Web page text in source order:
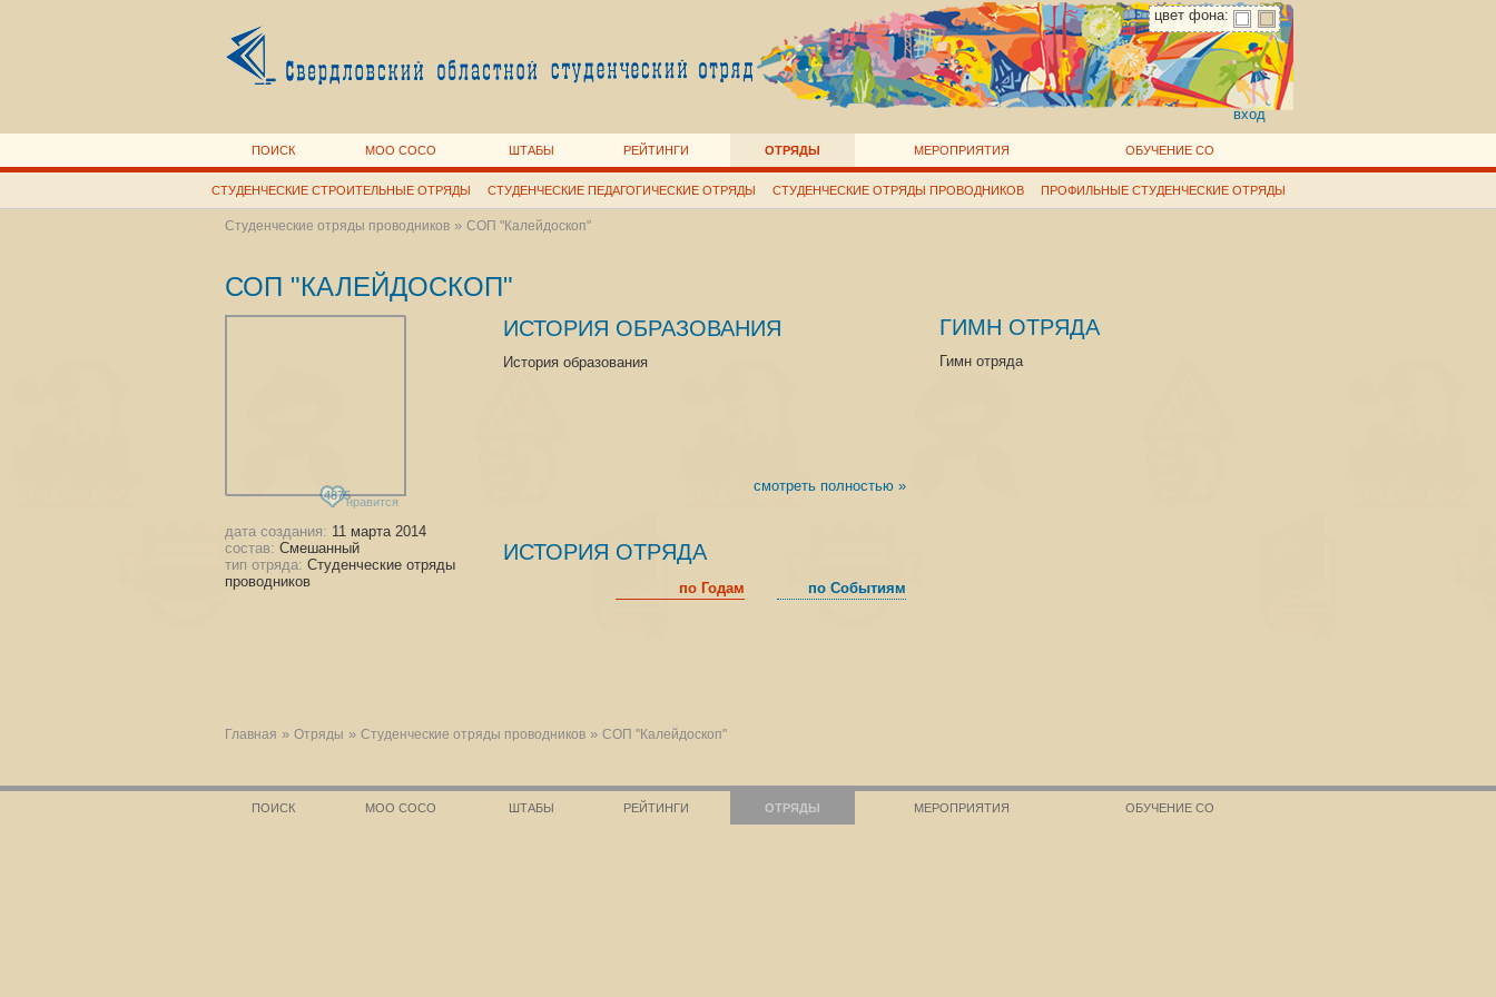
вход
ПОИСК МОО СОСО ШТАБЫ РЕЙТИНГИ ОТРЯДЫ МЕРОПРИЯТИЯ ОБУЧЕНИЕ СО
СТУДЕНЧЕСКИЕ СТРОИТЕЛЬНЫЕ ОТРЯДЫ СТУДЕНЧЕСКИЕ ПЕДАГОГИЧЕСКИЕ ОТРЯДЫ СТУДЕНЧЕСКИЕ ОТРЯДЫ ПРОВОДНИКОВ ПРОФИЛЬНЫЕ СТУДЕНЧЕСКИЕ ОТРЯДЫ
Студенческие отряды проводников» СОП "Калейдоскоп"
СОП "КАЛЕЙДОСКОП"
4875нравится
дата создания: 11 марта 2014
состав: Смешанный
тип отряда: Студенческие отряды
проводников
ИСТОРИЯ ОБРАЗОВАНИЯ
История образования
смотреть полностью »
ИСТОРИЯ ОТРЯДА
по Годам по Событиям
ГИМН ОТРЯДА
Гимн отряда
Главная » Отряды » Студенческие отряды проводников» СОП "Калейдоскоп"
ПОИСК МОО СОСО ШТАБЫ РЕЙТИНГИ ОТРЯДЫ МЕРОПРИЯТИЯ ОБУЧЕНИЕ СО
цвет фона: